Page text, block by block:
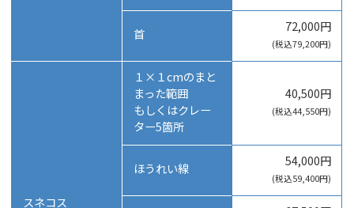
首 72,000円
(税込79,200円)
スネコス
１×１cmのまと
まった範囲
もしくはクレー
ター5箇所
40,500円
(税込44,550円)
ほうれい線 54,000円
(税込59,400円)